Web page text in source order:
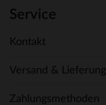
Service
Kontakt
Versand & Lieferung
Zahlungsmethoden